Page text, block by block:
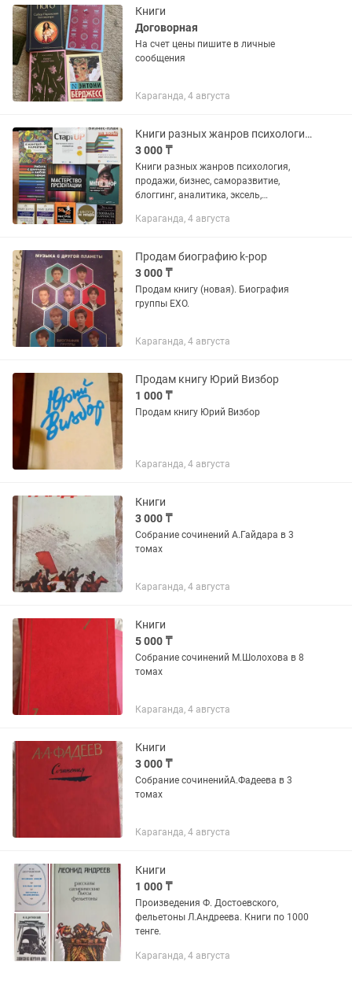
Книги
Договорная
На счет цены пишите в личные
сообщения
Караганда, 4 августа
Книги разных жанров психология, продажи, бизнес
3 000 ₸
Книги разных жанров психология,
продажи, бизнес, саморазвитие,
блоггинг, аналитика, эксель,
автобиография, языки, английский,
Караганда, 4 августа
Продам биографию k-pop
3 000 ₸
Продам книгу (новая). Биография
группы EXO.
Караганда, 4 августа
Продам книгу Юрий Визбор
1 000 ₸
Продам книгу Юрий Визбор
Караганда, 4 августа
Книги
3 000 ₸
Собрание сочинений А.Гайдара в 3
томах
Караганда, 4 августа
Книги
5 000 ₸
Собрание сочинений М.Шолохова в 8
томах
Караганда, 4 августа
Книги
3 000 ₸
Собрание сочиненийА.Фадеева в 3
томах
Караганда, 4 августа
Книги
1 000 ₸
Произведения Ф. Достоевского,
фельетоны Л.Андреева. Книги по 1000
тенге.
Караганда, 4 августа